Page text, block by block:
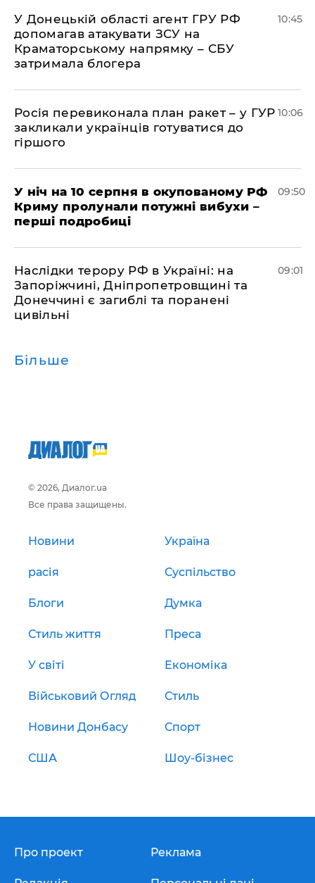
У Донецькій області агент ГРУ РФ
допомагав атакувати ЗСУ на
Краматорському напрямку – СБУ
затримала блогера
10:45
Росія перевиконала план ракет – у ГУР
закликали українців готуватися до
гіршого
10:06
У ніч на 10 серпня в окупованому РФ
Криму пролунали потужні вибухи –
перші подробиці
09:50
Наслідки терору РФ в Україні: на
Запоріжчині, Дніпропетровщині та
Донеччині є загиблі та поранені
цивільні
09:01
Більше
© 2026, Диалог.ua
Все права защищены.
Новини Україна
расія Суспільство
Блоги Думка
Стиль життя Преса
У світі Економіка
Військовий Огляд Стиль
Новини Донбасу Спорт
США Шоу-бізнес
Про проект Реклама